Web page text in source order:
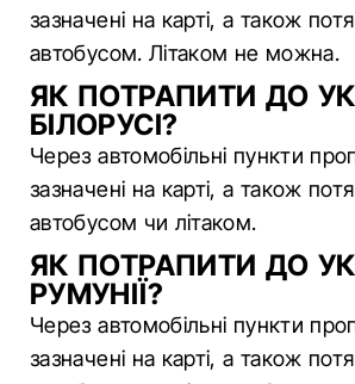
зазначені на карті, а також
автобусом. Літаком не можна.
ЯК ПОТРАПИТИ ДО
БІЛОРУСІ?
Через автомобільні пункти
зазначені на карті, а також
автобусом чи літаком.
ЯК ПОТРАПИТИ ДО
РУМУНІЇ?
Через автомобільні пункти
зазначені на карті, а також